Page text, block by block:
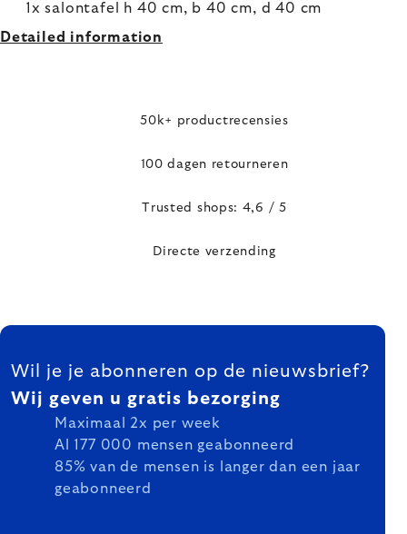
1x salontafel h 40 cm, b 40 cm, d 40 cm
Detailed information
50k+ productrecensies
100 dagen retourneren
Trusted shops: 4,6 / 5
Directe verzending
FOOTER
Wil je je abonneren op de nieuwsbrief?
Wij geven u gratis bezorging
Maximaal 2x per week
Al 177 000 mensen geabonneerd
85% van de mensen is langer dan een jaar
geabonneerd